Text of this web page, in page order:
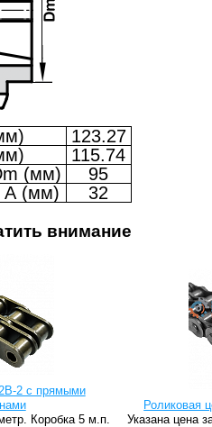
123.27
115.74
(мм)
95
А (мм)
32
внимание
2 с прямыми
Коробка 5 м.п.
Роликовая
Указана цена